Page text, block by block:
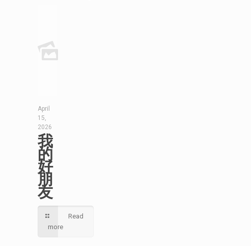
April
15,
2026
我
的
好
朋
友
Read
more